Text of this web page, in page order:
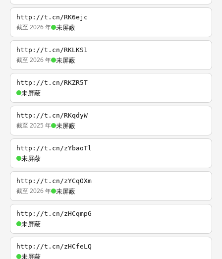
http://t.cn/RK6ejc
截至 2026 年 未屏蔽
http://t.cn/RKLKS1
截至 2026 年 未屏蔽
http://t.cn/RKZR5T
未屏蔽
http://t.cn/RKqdyW
截至 2025 年 未屏蔽
http://t.cn/zYbaoTl
未屏蔽
http://t.cn/zYCqOXm
截至 2026 年 未屏蔽
http://t.cn/zHCqmpG
未屏蔽
http://t.cn/zHCfeLQ
未屏蔽